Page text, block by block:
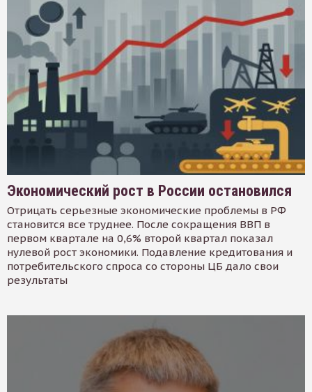
Экономический рост в России остановился
Отрицать серьезные экономические проблемы в РФ
становится все труднее. После сокращения ВВП в
первом квартале на 0,6% второй квартал показал
нулевой рост экономики. Подавление кредитования и
потребительского спроса со стороны ЦБ дало свои
результаты